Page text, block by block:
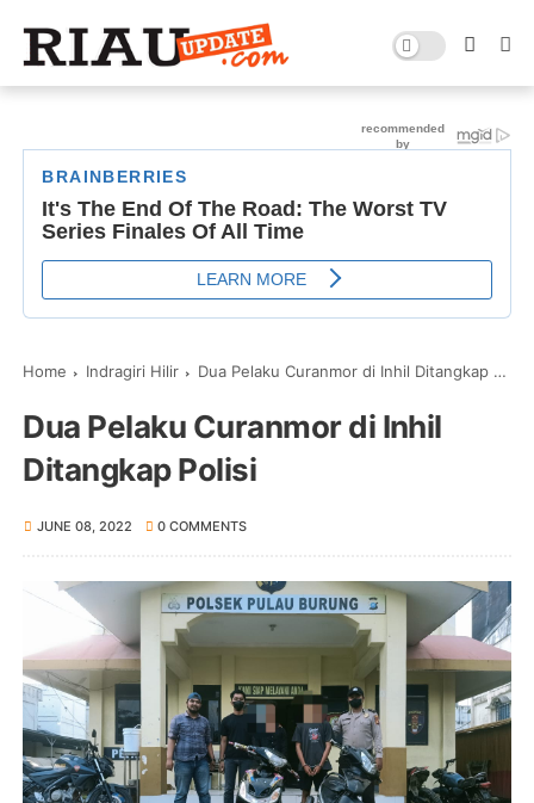
Home Indragiri Hilir Dua Pelaku Curanmor di Inhil Ditangkap Polisi
Dua Pelaku Curanmor di Inhil
Ditangkap Polisi
JUNE 08, 2022 0 COMMENTS